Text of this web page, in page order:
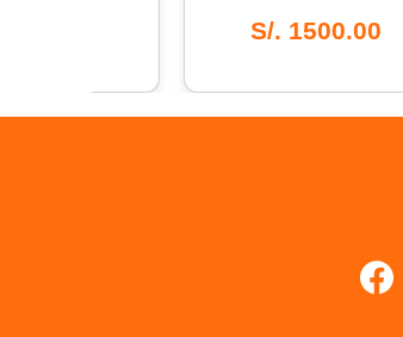
S/. 1500.00